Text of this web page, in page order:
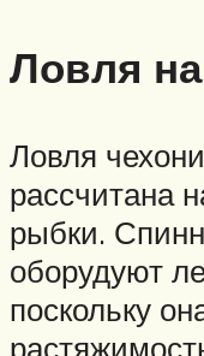
Ловля
Ловля
рассчитана
рыбки.
оборудуют
поскольку